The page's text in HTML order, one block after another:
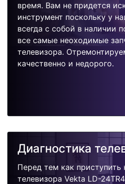
время. Вам не придется
инструмент поскольку у
всегда с собой в наличии
все самые неоходимые
телевизора.
качественно и недорого.
Диагностика
Перед тем как приступить
телевизора Vekta LD-